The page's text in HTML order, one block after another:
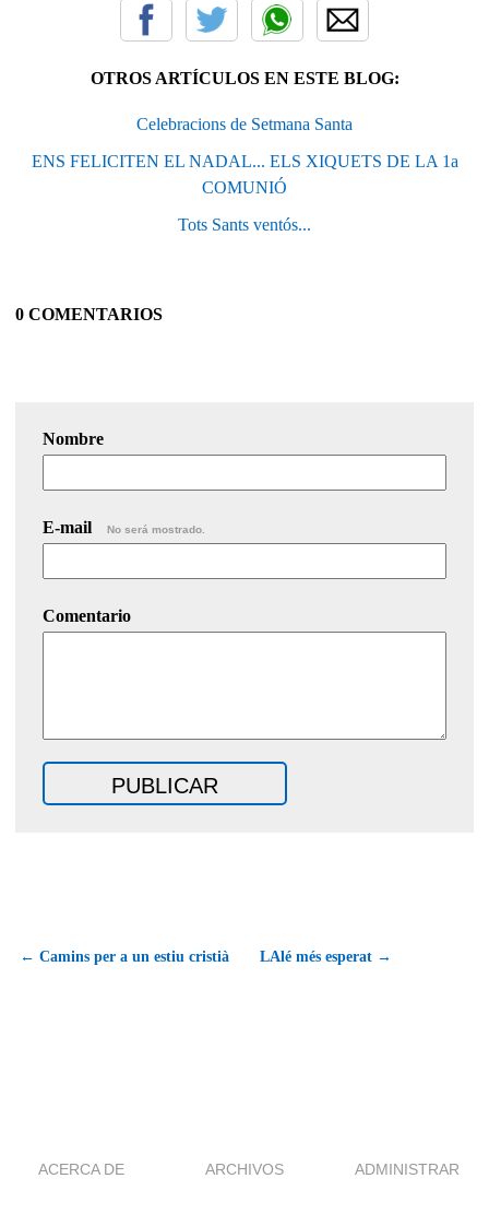
OTROS ARTÍCULOS EN ESTE BLOG:
Celebracions de Setmana Santa
ENS FELICITEN EL NADAL... ELS XIQUETS DE LA 1a
COMUNIÓ
Tots Sants ventós...
0 COMENTARIOS
Nombre
E-mail No será mostrado.
Comentario
← Camins per a un estiu cristià LAlé més esperat →
ACERCA DE ARCHIVOS ADMINISTRAR